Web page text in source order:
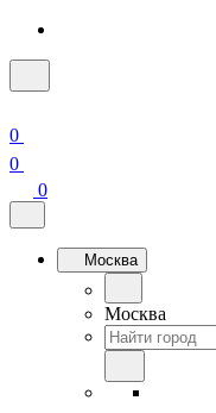
0
0
0
Москва
Москва